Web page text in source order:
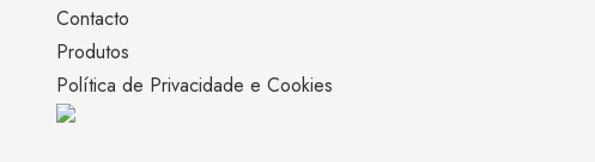
Contacto
Produtos
Política de Privacidade e Cookies